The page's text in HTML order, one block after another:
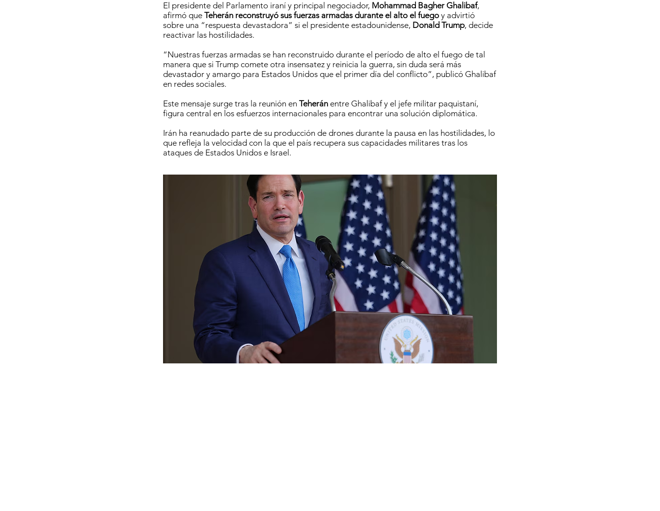
El presidente del Parlamento iraní y principal negociador, Mohammad Bagher Ghalibaf,
afirmó que Teherán reconstruyó sus fuerzas armadas durante el alto el fuego y advirtió
sobre una “respuesta devastadora” si el presidente estadounidense, Donald Trump, decide
reactivar las hostilidades.
“Nuestras fuerzas armadas se han reconstruido durante el período de alto el fuego de tal
manera que si Trump comete otra insensatez y reinicia la guerra, sin duda será más
devastador y amargo para Estados Unidos que el primer día del conflicto”, publicó Ghalibaf
en redes sociales.
Este mensaje surge tras la reunión en Teherán entre Ghalibaf y el jefe militar paquistaní,
figura central en los esfuerzos internacionales para encontrar una solución diplomática.
Irán ha reanudado parte de su producción de drones durante la pausa en las hostilidades, lo
que refleja la velocidad con la que el país recupera sus capacidades militares tras los
ataques de Estados Unidos e Israel.